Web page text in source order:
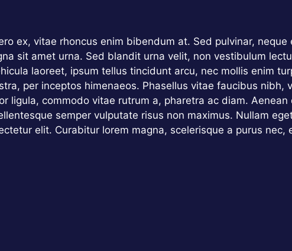
ex, vitae rhoncus enim bibendum at. Sed pulvinar,
sit amet urna. Sed blandit urna velit, non vestibulum
laoreet, ipsum tellus tincidunt arcu, nec mollis enim
per inceptos himenaeos. Phasellus vitae faucibus nibh,
ligula, commodo vitae rutrum a, pharetra ac diam. Aenean
semper vulputate risus non maximus. Nullam
elit. Curabitur lorem magna, scelerisque a purus nec,